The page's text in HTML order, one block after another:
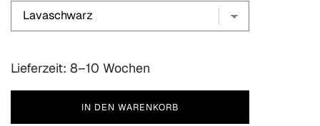
Lieferzeit: 8–10 Wochen